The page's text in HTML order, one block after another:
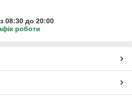
08:30 до 20:00
роботи